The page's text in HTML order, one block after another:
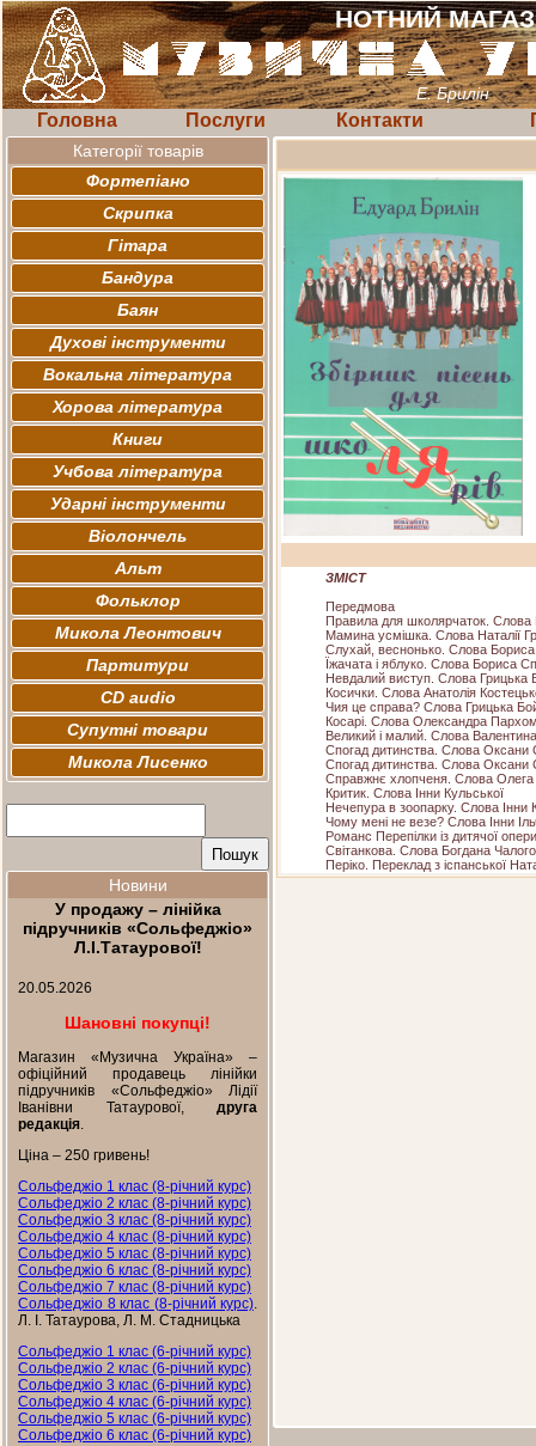
НОТНИЙ
Е. Брилін
Головна Послуги Контакти
Категорії товарів
Фортепіано
Скрипка
Гітара
Бандура
Баян
Духові інструменти
Вокальна література
Хорова література
Книги
Учбова література
Ударні інструменти
Віолончель
Альт
Фольклор
Микола Леонтович
Партитури
CD audio
Супутні товари
Микола Лисенко
Новини
У продажу – лінійка
підручників «Сольфеджіо»
Л.І.Татаурової!
20.05.2026
Шановні покупці!
Магазин «Музична Україна» –
офіційний продавець лінійки
підручників «Сольфеджіо» Лідії
Іванівни Татаурової, друга
редакція.
Ціна – 250 гривень!
Сольфеджіо 1 клас (8-річний курс)
Сольфеджіо 2 клас (8-річний курс)
Сольфеджіо 3 клас (8-річний курс)
Сольфеджіо 4 клас (8-річний курс)
Сольфеджіо 5 клас (8-річний курс)
Сольфеджіо 6 клас (8-річний курс)
Сольфеджіо 7 клас (8-річний курс)
Сольфеджіо 8 клас (8-річний курс).
Л. І. Татаурова, Л. М. Стадницька
Сольфеджіо 1 клас (6-річний курс)
Сольфеджіо 2 клас (6-річний курс)
Сольфеджіо 3 клас (6-річний курс)
Сольфеджіо 4 клас (6-річний курс)
Сольфеджіо 5 клас (6-річний курс)
Сольфеджіо 6 клас (6-річний курс)
ЗМІСТ
Передмова
Правила для школярчаток.
Мамина усмішка. Слова Наталії
Слухай, веснонько. Слова
Їжачата і яблуко. Слова Бориса
Невдалий виступ. Слова Грицька
Косички. Слова Анатолія
Чия це справа? Слова Грицька
Косарі. Слова Олександра
Великий і малий. Слова
Спогад дитинства. Слова Оксани
Спогад дитинства. Слова Оксани
Справжнє хлопченя. Слова
Критик. Слова Інни Кульської
Нечепура в зоопарку. Слова Інни
Чому мені не везе? Слова Інни
Романс Перепілки із дитячої
Світанкова. Слова Богдана Чалого
Періко. Переклад з іспанської